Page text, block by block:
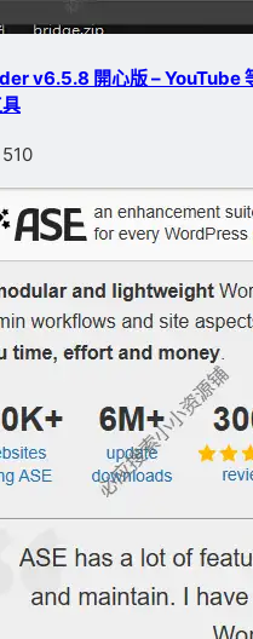
v6.5.8 開心版 – YouTube
510